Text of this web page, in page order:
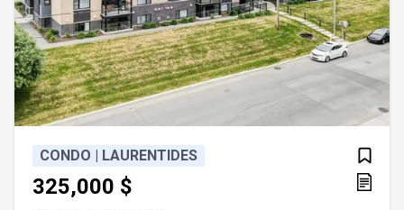
CONDO | LAURENTIDES
325,000 $